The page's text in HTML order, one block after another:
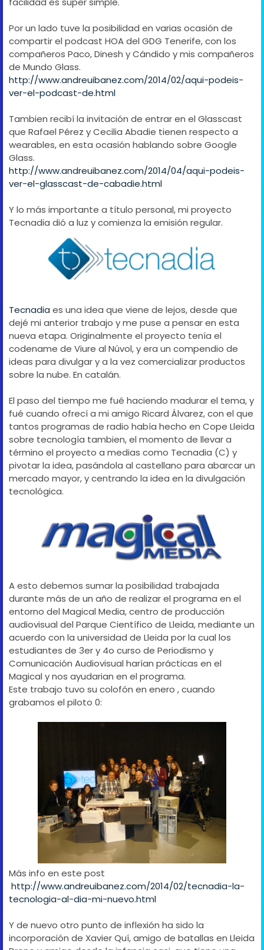
Por un lado tuve la posibilidad en varias ocasión de
compartir el podcast HOA del GDG Tenerife, con los
compañeros Paco, Dinesh y Cándido y mis compañeros
de Mundo Glass.
http://www.andreuibanez.com/2014/02/aqui-podeis-
ver-el-podcast-de.html
Tambien recibí la invitación de entrar en el Glasscast
que Rafael Pérez y Cecilia Abadie tienen respecto a
wearables, en esta ocasión hablando sobre Google
Glass.
http://www.andreuibanez.com/2014/04/aqui-podeis-
ver-el-glasscast-de-cabadie.html
Y lo más importante a título personal, mi proyecto
Tecnadia dió a luz y comienza la emisión regular.
Tecnadia es una idea que viene de lejos, desde que
dejé mi anterior trabajo y me puse a pensar en esta
nueva etapa. Originalmente el proyecto tenía el
codename de Viure al Núvol, y era un compendio de
ideas para divulgar y a la vez comercializar productos
sobre la nube. En catalán.
El paso del tiempo me fué haciendo madurar el tema, y
fué cuando ofrecí a mi amigo Ricard Álvarez, con el que
tantos programas de radio había hecho en Cope Lleida
sobre tecnología tambien, el momento de llevar a
término el proyecto a medias como Tecnadia (C) y
pivotar la idea, pasándola al castellano para abarcar un
mercado mayor, y centrando la idea en la divulgación
tecnológica.
A esto debemos sumar la posibilidad trabajada
durante más de un año de realizar el programa en el
entorno del Magical Media, centro de producción
audiovisual del Parque Científico de Lleida, mediante un
acuerdo con la universidad de Lleida por la cual los
estudiantes de 3er y 4o curso de Periodismo y
Comunicación Audiovisual harían prácticas en el
Magical y nos ayudarian en el programa.
Este trabajo tuvo su colofón en enero , cuando
grabamos el piloto 0:
Más info en este post
http://www.andreuibanez.com/2014/02/tecnadia-la-
tecnologia-al-dia-mi-nuevo.html
Y de nuevo otro punto de inflexión ha sido la
incorporación de Xavier Quí, amigo de batallas en Lleida